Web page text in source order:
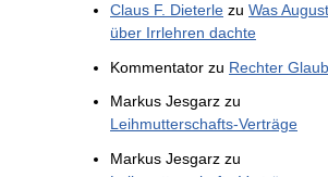
Claus F. Dieterle zu Was
über Irrlehren dachte
Kommentator zu Rechter
Markus Jesgarz zu
Leihmutterschafts-Verträge
Markus Jesgarz zu